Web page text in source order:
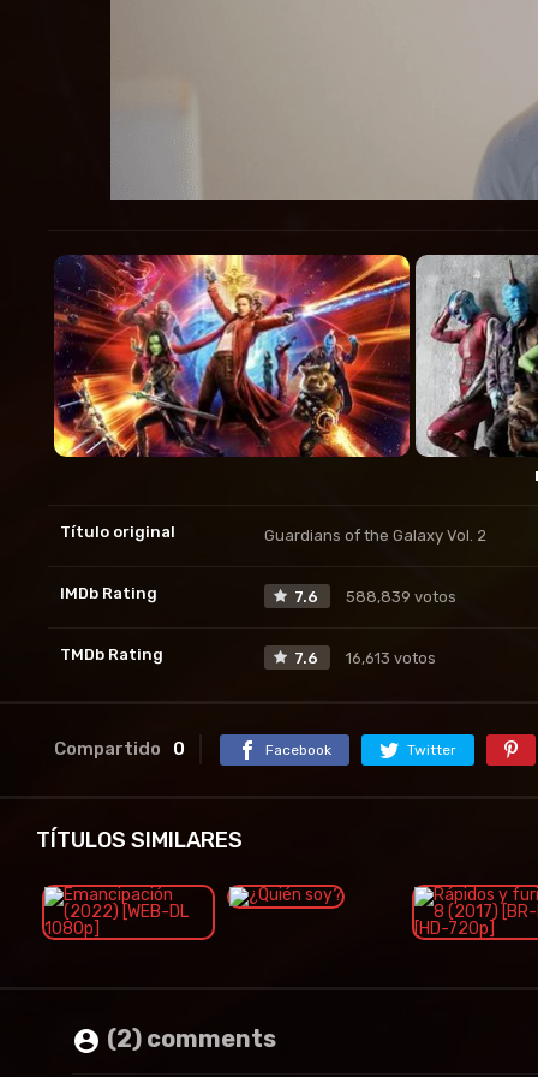
Título original Guardians of the Galaxy Vol. 2
IMDb Rating 7.6 588,839 votos
TMDb Rating 7.6 16,613 votos
Compartido 0 Facebook Twitter
TÍTULOS SIMILARES
(2) comments